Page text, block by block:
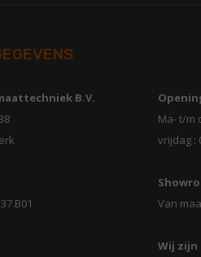
B.V.
Ma- t/m
vrijdag :
Van
Wij zijn